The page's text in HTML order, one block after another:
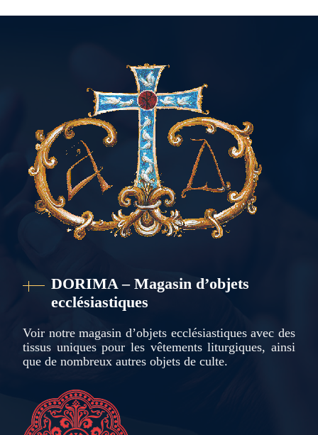
DORIMA – Magasin d’objets
ecclésiastiques
Voir notre magasin d’objets ecclésiastiques avec des
tissus uniques pour les vêtements liturgiques, ainsi
que de nombreux autres objets de culte.